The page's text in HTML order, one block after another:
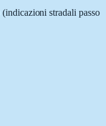
(indicazioni stradali passo